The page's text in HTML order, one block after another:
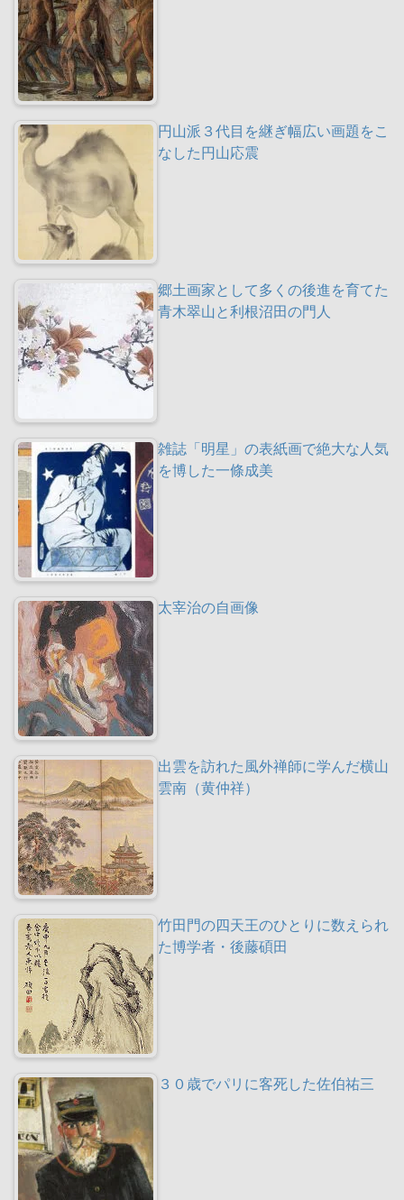
円山派３代目を継ぎ幅広い画題をこ
なした円山応震
郷土画家として多くの後進を育てた
青木翠山と利根沼田の門人
雑誌「明星」の表紙画で絶大な人気
を博した一條成美
太宰治の自画像
出雲を訪れた風外禅師に学んだ横山
雲南（黄仲祥）
竹田門の四天王のひとりに数えられ
た博学者・後藤碩田
３０歳でパリに客死した佐伯祐三